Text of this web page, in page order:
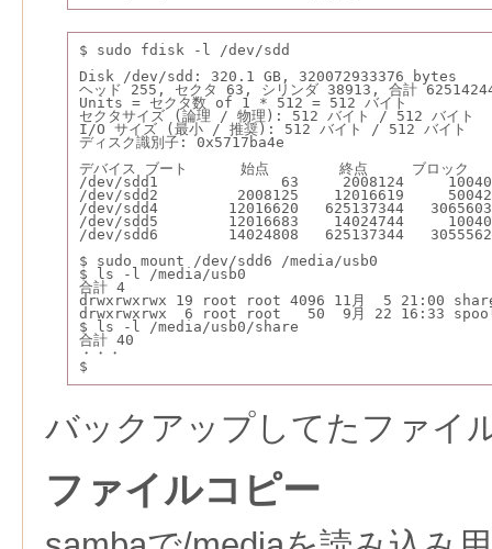
$ sudo fdisk -l /dev/sdd
Disk /dev/sdd: 320.1 GB, 320072933376 bytes
ヘッド 255, セクタ 63, シリンダ 38913, 合計
Units = セクタ数 of 1 * 512 = 512 バイト
セクタサイズ (論理 / 物理): 512 バイト / 512 バイト
I/O サイズ (最小 / 推奨): 512 バイト / 512 バイト
ディスク識別子: 0x5717ba4e
デバイス ブート      始点        終点     ブロック
/dev/sdd1              63     2008124
/dev/sdd2         2008125    12016619
/dev/sdd4        12016620   625137344
/dev/sdd5        12016683    14024744
/dev/sdd6        14024808   625137344
$ sudo mount /dev/sdd6 /media/usb0
$ ls -l /media/usb0
合計 4
drwxrwxrwx 19 root root 4096 11月  5 21:00
drwxrwxrwx  6 root root   50  9月 22 16:33
$ ls -l /media/usb0/share
合計 40
・・・
$
バックアップしてたファイ
ファイルコピー